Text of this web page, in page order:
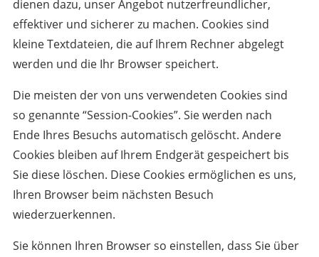
dienen dazu, unser Angebot nutzerfreundlicher,
effektiver und sicherer zu machen. Cookies sind
kleine Textdateien, die auf Ihrem Rechner abgelegt
werden und die Ihr Browser speichert.
Die meisten der von uns verwendeten Cookies sind
so genannte “Session-Cookies”. Sie werden nach
Ende Ihres Besuchs automatisch gelöscht. Andere
Cookies bleiben auf Ihrem Endgerät gespeichert bis
Sie diese löschen. Diese Cookies ermöglichen es uns,
Ihren Browser beim nächsten Besuch
wiederzuerkennen.
Sie können Ihren Browser so einstellen, dass Sie über